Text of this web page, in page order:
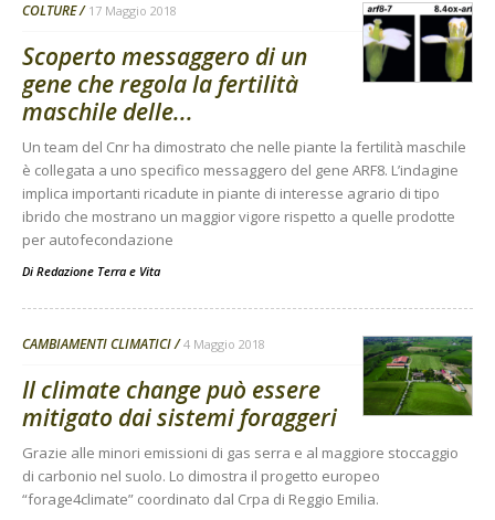
COLTURE 17 Maggio 2018
Scoperto messaggero di un
gene che regola la fertilità
maschile delle...
Un team del Cnr ha dimostrato che nelle piante la fertilità maschile
è collegata a uno specifico messaggero del gene ARF8. L’indagine
implica importanti ricadute in piante di interesse agrario di tipo
ibrido che mostrano un maggior vigore rispetto a quelle prodotte
per autofecondazione
Di Redazione Terra e Vita
CAMBIAMENTI CLIMATICI 4 Maggio 2018
Il climate change può essere
mitigato dai sistemi foraggeri
Grazie alle minori emissioni di gas serra e al maggiore stoccaggio
di carbonio nel suolo. Lo dimostra il progetto europeo
“forage4climate” coordinato dal Crpa di Reggio Emilia.